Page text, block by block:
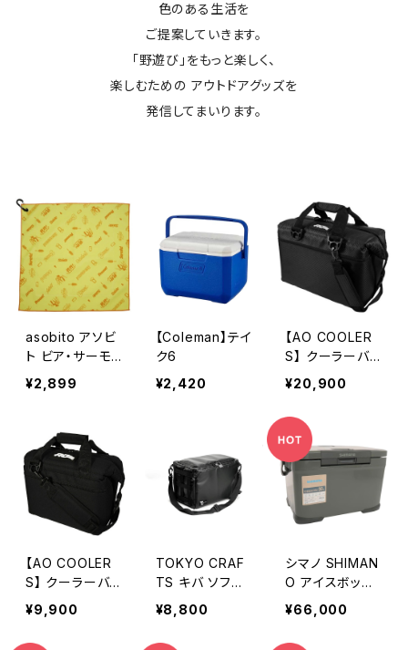
色のある生活を
ご提案していきます。
「野遊び」をもっと楽しく、
楽しむための アウトドアグッズを
発信してまいります。
asobito アソビ
ト ビア・サーモ
ラップ
¥2,899
【Coleman】テイ
ク6
¥2,420
【AO COOLER
S】 クーラーバッ
グ 24パック カ
ーボン BLACK
¥20,900
【AO COOLER
S】 クーラーバッ
グ 9パック
¥9,900
TOKYO CRAF
TS キバ ソフト
クーラー
¥8,800
シマノ SHIMAN
O アイスボック
スプロ 30L ハ
ードクーラーボ
ックス カーキ（0
¥66,000